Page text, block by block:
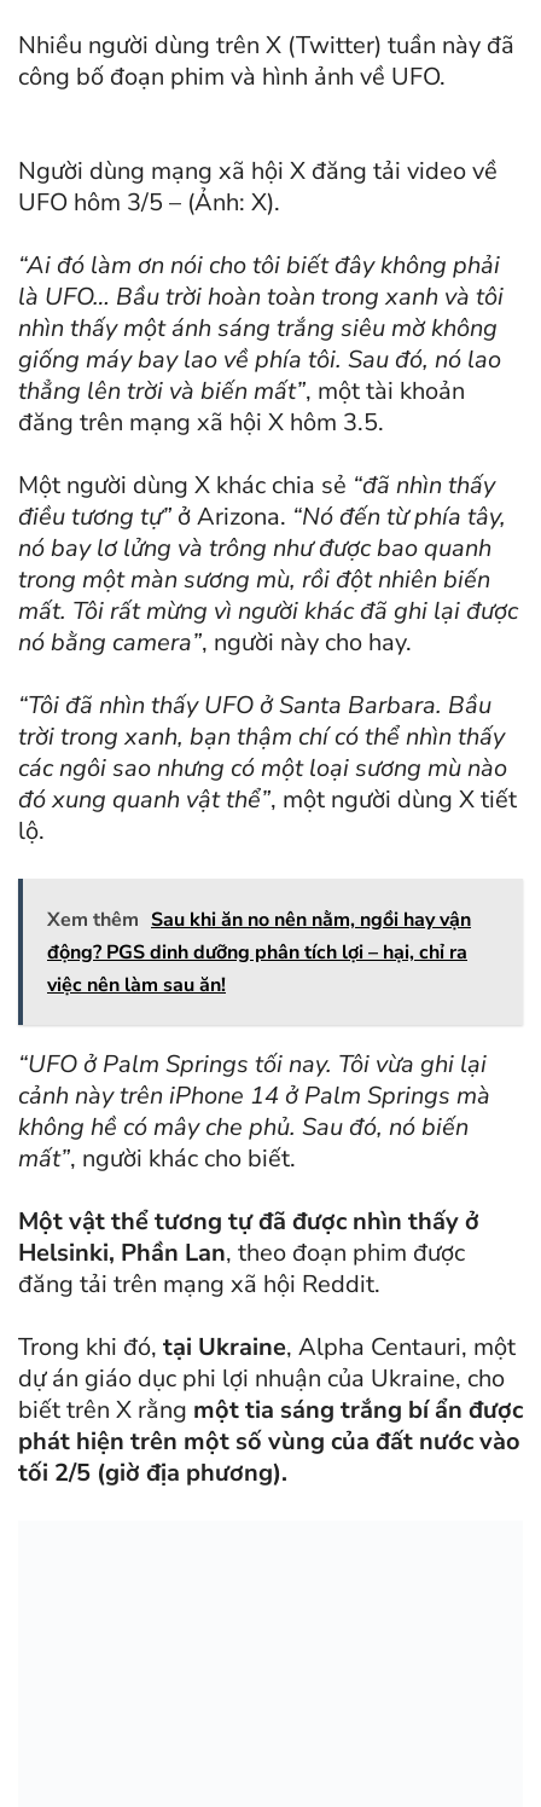
Nhiều người dùng trên X (Twitter) tuần này đã
công bố đoạn phim và hình ảnh về UFO.
Người dùng mạng xã hội X đăng tải video về
UFO hôm 3/5 – (Ảnh: X).
“Ai đó làm ơn nói cho tôi biết đây không phải
là UFO… Bầu trời hoàn toàn trong xanh và tôi
nhìn thấy một ánh sáng trắng siêu mờ không
giống máy bay lao về phía tôi. Sau đó, nó lao
thẳng lên trời và biến mất”, một tài khoản
đăng trên mạng xã hội X hôm 3.5.
Một người dùng X khác chia sẻ “đã nhìn thấy
điều tương tự” ở Arizona. “Nó đến từ phía tây,
nó bay lơ lửng và trông như được bao quanh
trong một màn sương mù, rồi đột nhiên biến
mất. Tôi rất mừng vì người khác đã ghi lại được
nó bằng camera”, người này cho hay.
“Tôi đã nhìn thấy UFO ở Santa Barbara. Bầu
trời trong xanh, bạn thậm chí có thể nhìn thấy
các ngôi sao nhưng có một loại sương mù nào
đó xung quanh vật thể”, một người dùng X tiết
lộ.
Xem thêm Sau khi ăn no nên nằm, ngồi hay vận
động? PGS dinh dưỡng phân tích lợi – hại, chỉ ra
việc nên làm sau ăn!
“UFO ở Palm Springs tối nay. Tôi vừa ghi lại
cảnh này trên iPhone 14 ở Palm Springs mà
không hề có mây che phủ. Sau đó, nó biến
mất”, người khác cho biết.
Một vật thể tương tự đã được nhìn thấy ở
Helsinki, Phần Lan, theo đoạn phim được
đăng tải trên mạng xã hội Reddit.
Trong khi đó, tại Ukraine, Alpha Centauri, một
dự án giáo dục phi lợi nhuận của Ukraine, cho
biết trên X rằng một tia sáng trắng bí ẩn được
phát hiện trên một số vùng của đất nước vào
tối 2/5 (giờ địa phương).